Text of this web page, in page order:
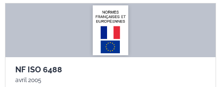
NF ISO 6488
avril 2005